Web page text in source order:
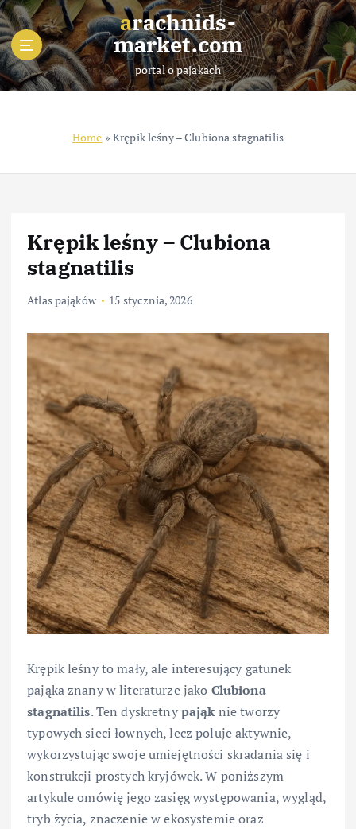
S
k
i
p
t
t
arachnids-
market.com
portal o pająkach
Home »Krępik leśny – Clubiona stagnatilis
Krępik leśny – Clubiona
stagnatilis
Atlas pająków 15 stycznia, 2026
Krępik leśny to mały, ale interesujący gatunek
pająka znany w literaturze jako Clubiona
stagnatilis. Ten dyskretnypająknie tworzy
typowych sieci łownych, lecz poluje aktywnie,
wykorzystując swoje umiejętności skradania się i
konstrukcji prostych kryjówek. W poniższym
artykule omówię jego zasięg występowania, wygląd,
tryb życia, znaczenie w ekosystemie oraz